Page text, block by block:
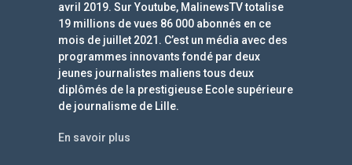
avril 2019. Sur Youtube, MalinewsTV totalise
19 millions de vues 86 000 abonnés en ce
mois de juillet 2021. C’est un média avec des
programmes innovants fondé par deux
jeunes journalistes maliens tous deux
diplômés de la prestigieuse Ecole supérieure
de journalisme de Lille.
En savoir plus